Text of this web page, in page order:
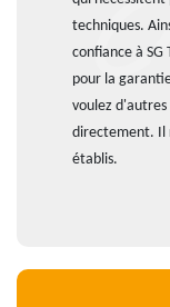
techniques.
confiance à SG
pour la
voulez
directement. Il
établis.